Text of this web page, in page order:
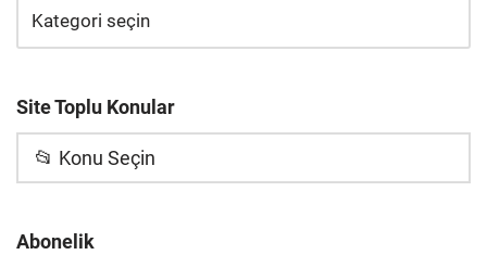
Site Toplu Konular
📂 Konu Seçin
Abonelik